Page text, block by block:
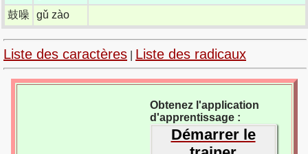
鼓噪
gǔ zào
Liste des caractères Liste des radicaux
Obtenez l'application
d'apprentissage :
Démarrer le